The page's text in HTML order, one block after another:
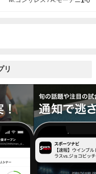
リ